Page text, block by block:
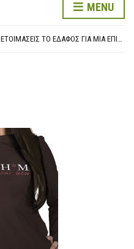
MENU
ΣΕ ΚΑΙΡΟΎΣ ΠΑΝΔΗΜΊΑΣ
ΠΏΣ ΝΑ ΠΡΟΕΤΟΙΜΆΣΕΙΣ ΤΟ ΈΔΑΦΟΣ ΓΙΑ ΜΙΑ ΕΠΙΤΥΧΗΜΈΝΗ ΕΤΑΙΡΙΚΉ ΤΗΛΕΔΙΆΣΚΕΨΗ